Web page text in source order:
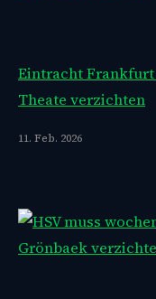
Eintracht
Theate verzichten
11. Feb. 2026